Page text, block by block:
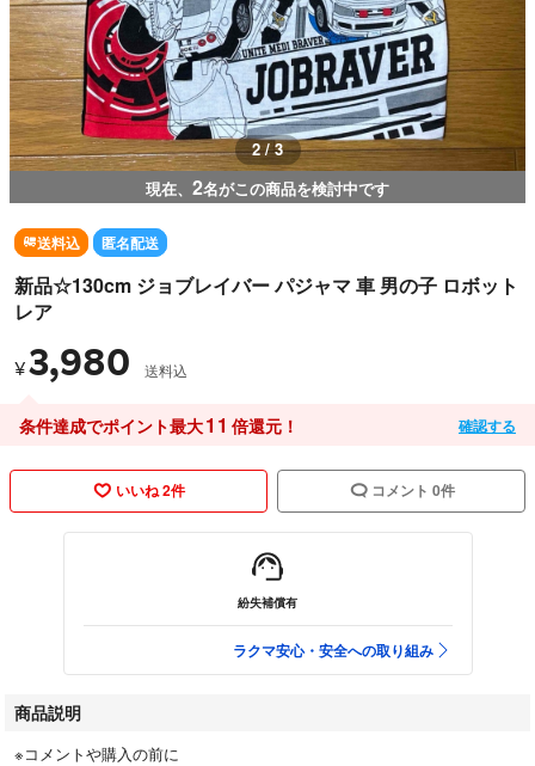
3 / 3
現在、 2名がこの商品を検討中です
送料込 匿名配送
新品☆130cm ジョブレイバー パジャマ 車 男の子 ロボット
レア
¥3,980 送料込
条件達成でポイント最大11 倍還元！ 確認する
いいね 2件 コメント 0件
紛失補償有
ラクマ安心・安全への取り組み
商品説明
※コメントや購入の前に